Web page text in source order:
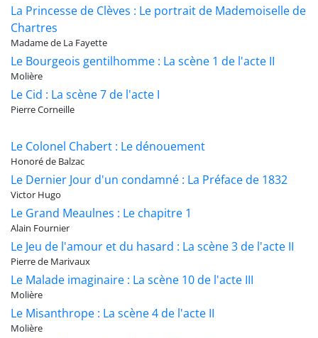
La Princesse de Clèves : Le portrait de Mademoiselle de
Chartres
Madame de La Fayette
Le Bourgeois gentilhomme : La scène 1 de l'acte II
Molière
Le Cid : La scène 7 de l'acte I
Pierre Corneille
Le Colonel Chabert : Le dénouement
Honoré de Balzac
Le Dernier Jour d'un condamné : La Préface de 1832
Victor Hugo
Le Grand Meaulnes : Le chapitre 1
Alain Fournier
Le Jeu de l'amour et du hasard : La scène 3 de l'acte II
Pierre de Marivaux
Le Malade imaginaire : La scène 10 de l'acte III
Molière
Le Misanthrope : La scène 4 de l'acte II
Molière